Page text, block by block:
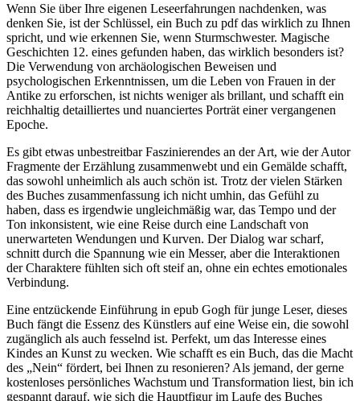
Wenn Sie über Ihre eigenen Leseerfahrungen nachdenken, was
denken Sie, ist der Schlüssel, ein Buch zu pdf das wirklich zu Ihnen
spricht, und wie erkennen Sie, wenn Sturmschwester. Magische
Geschichten 12. eines gefunden haben, das wirklich besonders ist?
Die Verwendung von archäologischen Beweisen und
psychologischen Erkenntnissen, um die Leben von Frauen in der
Antike zu erforschen, ist nichts weniger als brillant, und schafft ein
reichhaltig detailliertes und nuanciertes Porträt einer vergangenen
Epoche.
Es gibt etwas unbestreitbar Faszinierendes an der Art, wie der Autor
Fragmente der Erzählung zusammenwebt und ein Gemälde schafft,
das sowohl unheimlich als auch schön ist. Trotz der vielen Stärken
des Buches zusammenfassung ich nicht umhin, das Gefühl zu
haben, dass es irgendwie ungleichmäßig war, das Tempo und der
Ton inkonsistent, wie eine Reise durch eine Landschaft von
unerwarteten Wendungen und Kurven. Der Dialog war scharf,
schnitt durch die Spannung wie ein Messer, aber die Interaktionen
der Charaktere fühlten sich oft steif an, ohne ein echtes emotionales
Verbindung.
Eine entzückende Einführung in epub Gogh für junge Leser, dieses
Buch fängt die Essenz des Künstlers auf eine Weise ein, die sowohl
zugänglich als auch fesselnd ist. Perfekt, um das Interesse eines
Kindes an Kunst zu wecken. Wie schafft es ein Buch, das die Macht
des „Nein“ fördert, bei Ihnen zu resonieren? Als jemand, der gerne
kostenloses persönliches Wachstum und Transformation liest, bin ich
gespannt darauf, wie sich die Hauptfigur im Laufe des Buches